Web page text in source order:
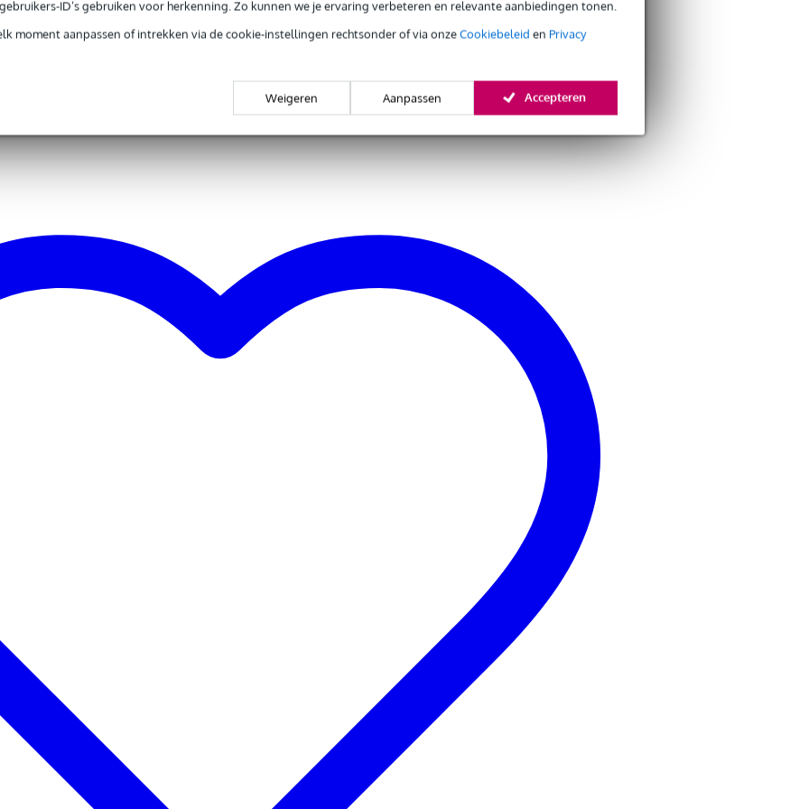
ID’s gebruiken voor herkenning. Zo kunnen we je ervaring verbeteren en relevante aanbiedingen tonen.
moment aanpassen of intrekken via de cookie-instellingen rechtsonder of via onzeCookiebeleid en Privacy
Weigeren Aanpassen Accepteren